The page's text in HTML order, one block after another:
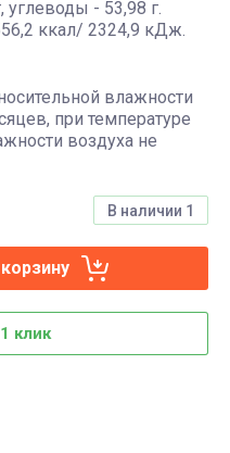
углеводы - 53,98 г.
ккал/ 2324,9 кДж.
влажности
при температуре
воздуха не
В наличии 1
клик